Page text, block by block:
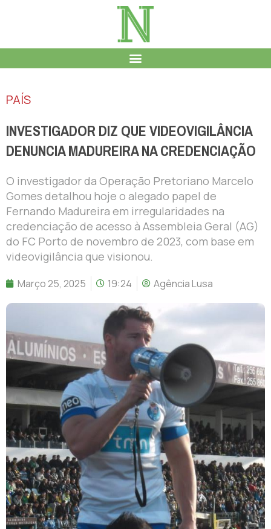
PAÍS
INVESTIGADOR DIZ QUE VIDEOVIGILÂNCIA
DENUNCIA MADUREIRA NA CREDENCIAÇÃO
O investigador da Operação Pretoriano Marcelo
Gomes detalhou hoje o alegado papel de
Fernando Madureira em irregularidades na
credenciação de acesso à Assembleia Geral (AG)
do FC Porto de novembro de 2023, com base em
videovigilância que visionou.
Março 25, 2025 19:24 Agência Lusa